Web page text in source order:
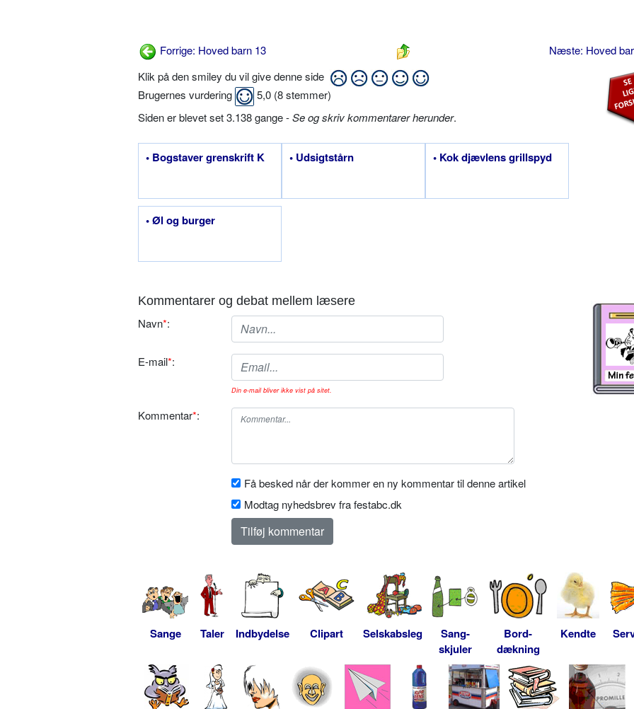
Forrige: Hoved barn 13
Næste: Hoved
Klik på den smiley du vil give denne side
Brugernes vurdering
5,0 (8stemmer)
Siden er blevet set 3.138 gange -Se og skriv kommentarer herunder.
• Bogstaver grenskrift K • Udsigtstårn • Kok djævlens grillspyd
• Øl og burger
Kommentarer og debat mellem læsere
Navn*:
E-mail*:
Din e-mail bliver ikke vist på sitet.
Kommentar*:
Få besked når der kommer en ny kommentar til denne artikel
Modtag nyhedsbrev fra festabc.dk
Sange Taler Indbydelse Clipart Selskabsleg
Sang-
skjuler
Bord-
dækning
Kendte